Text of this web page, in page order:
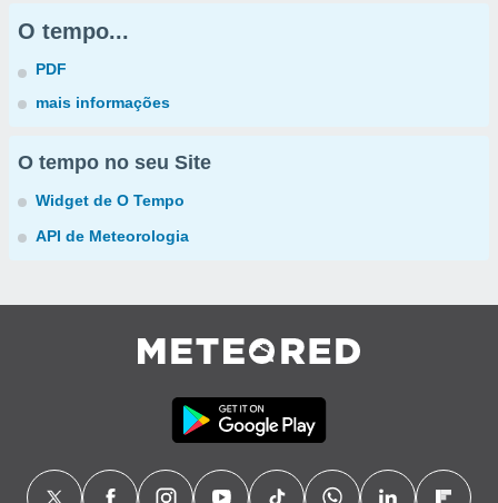
O tempo...
PDF
mais informações
O tempo no seu Site
Widget de O Tempo
API de Meteorologia